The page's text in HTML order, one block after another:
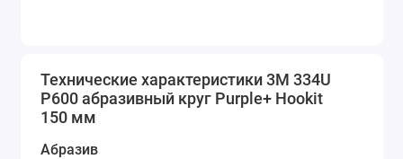
Технические характеристики 3M 334U
P600 абразивный круг Purple+ Hookit
150 мм
Абразив